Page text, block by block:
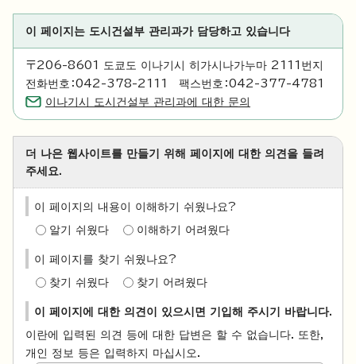
이 페이지는 도시건설부 관리과가 담당하고 있습니다
〒206-8601 도쿄도 이나기시 히가시나가누마 2111번지
전화번호：042-378-2111 팩스번호：042-377-4781
이나기시 도시건설부 관리과에 대한 문의
더 나은 웹사이트를 만들기 위해 페이지에 대한 의견을 들려
주세요.
이 페이지의 내용이 이해하기 쉬웠나요?
알기 쉬웠다 이해하기 어려웠다
이 페이지를 찾기 쉬웠나요?
찾기 쉬웠다 찾기 어려웠다
이 페이지에 대한 의견이 있으시면 기입해 주시기 바랍니다.
이란에 입력된 의견 등에 대한 답변은 할 수 없습니다. 또한,
개인 정보 등은 입력하지 마십시오.